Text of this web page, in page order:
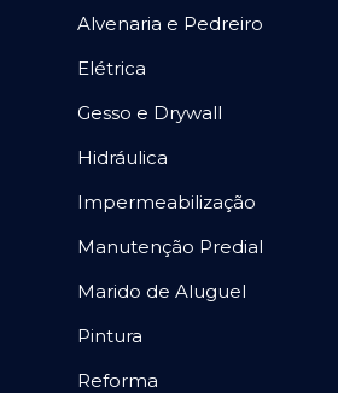
Alvenaria e Pedreiro
Elétrica
Gesso e Drywall
Hidráulica
Impermeabilização
Manutenção Predial
Marido de Aluguel
Pintura
Reforma